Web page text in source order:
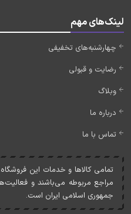
لینک‌های مهم
چهارشنبه‌های تخفیفی
رضایت و قبولی
وبلاگ
درباره ما
تماس با ما
تمامی کالاها و خدمات اين
مراجع مربوطه می‌باشند و
جمهوری اسلامی ايران است.